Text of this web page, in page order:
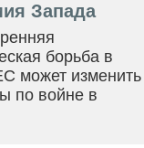
Запада
борьба в
может изменить
по войне в